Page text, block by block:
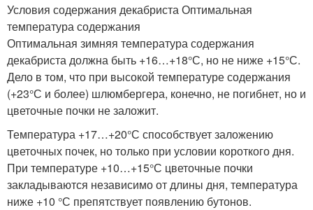
Условия содержания декабриста Оптимальная
температура содержания
Оптимальная зимняя температура содержания
декабриста должна быть +16…+18°С, но не ниже +15°С.
Дело в том, что при высокой температуре содержания
(+23°С и более) шлюмбергера, конечно, не погибнет, но и
цветочные почки не заложит.
Температура +17…+20°С способствует заложению
цветочных почек, но только при условии короткого дня.
При температуре +10…+15°С цветочные почки
закладываются независимо от длины дня, температура
ниже +10 °С препятствует появлению бутонов.